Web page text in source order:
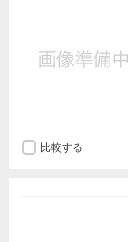
比較する